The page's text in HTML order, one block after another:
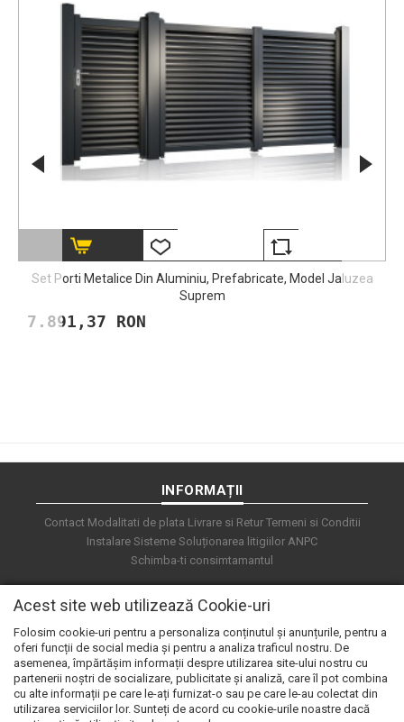
Set Porti Metalice Din Aluminiu, Prefabricate, Model Jaluzea
Suprem
7.891,37 RON
INFORMAȚII
Contact Modalitati de plata Livrare si Retur Termeni si Conditii
Instalare Sisteme Soluționarea litigiilor ANPC
Schimba-ti consimtamantul
Acest site web utilizează Cookie-uri
Folosim cookie-uri pentru a personaliza conținutul și anunțurile, pentru a
oferi funcții de social media și pentru a analiza traficul nostru. De
asemenea, împărtășim informații despre utilizarea site-ului nostru cu
partenerii noștri de socializare, publicitate și analiză, care îl pot combina
cu alte informații pe care le-ați furnizat-o sau pe care le-au colectat din
utilizarea serviciilor lor. Sunteți de acord cu cookie-urile noastre dacă